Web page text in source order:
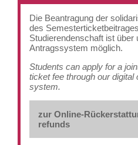
Die Beantragung der
des
Studierendenschaft ist über
Antragssystem möglich.
Students can apply for a
ticket fee through our digital
system.
zur Online-
refunds